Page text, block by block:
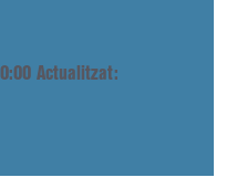
Actualitzat: